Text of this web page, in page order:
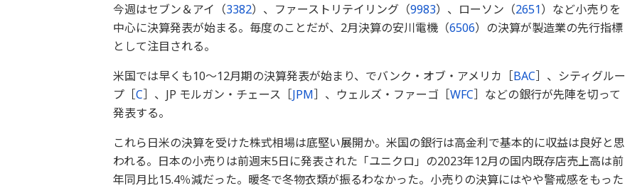
今週はセブン＆アイ（3382）、ファーストリテイリング（9983）、ローソン（2651）など小売りを
中心に決算発表が始まる。毎度のことだが、2月決算の安川電機（6506）の決算が製造業の先行指標
として注目される。
米国では早くも10～12月期の決算発表が始まり、でバンク・オブ・アメリカ［BAC］、シティグルー
プ［C］、JP モルガン・チェース［JPM］、ウェルズ・ファーゴ［WFC］などの銀行が先陣を切って
発表する。
これら日米の決算を受けた株式相場は底堅い展開か。米国の銀行は高金利で基本的に収益は良好と思
われる。日本の小売りは前週末5日に発表された「ユニクロ」の2023年12月の国内既存店売上高は前
年同月比15.4％減だった。暖冬で冬物衣類が振るわなかった。小売りの決算にはやや警戒感をもった